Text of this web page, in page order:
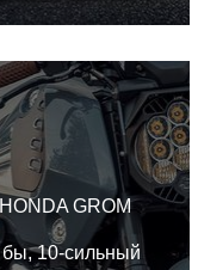
GROM
бы, 10-сильный